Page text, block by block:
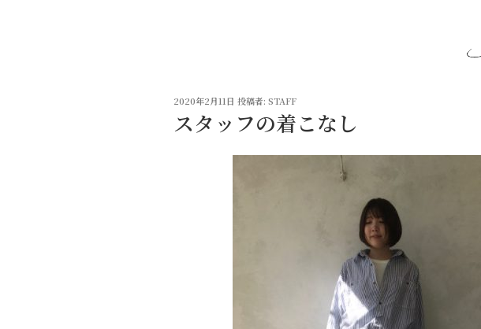
投
日:
2020年2月11日 投稿者: STAFF
スタッフの着こなし